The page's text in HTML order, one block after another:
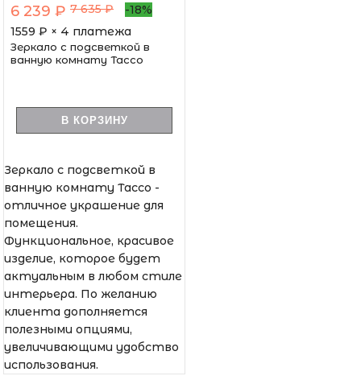
6 239 ₽ 7 635 ₽
-18%
1559 ₽ × 4 платежа
Зеркало с подсветкой в
ванную комнату Тассо
В КОРЗИНУ
Зеркало с подсветкой в
ванную комнату Тассо -
отличное украшение для
помещения.
Функциональное, красивое
изделие, которое будет
актуальным в любом стиле
интерьера. По желанию
клиента дополняется
полезными опциями,
увеличивающими удобство
использования.